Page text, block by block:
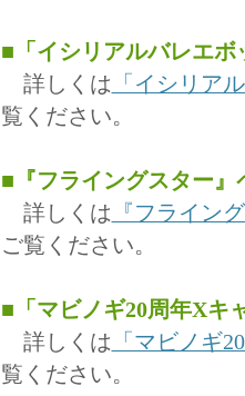
■「イシリアルバレエ
詳しくは 「イシリア
覧ください。
■『フライングスター
詳しくは 『フライン
ご覧ください。
■「マビノギ20周年Xキ
詳しくは 「マビノギ
覧ください。